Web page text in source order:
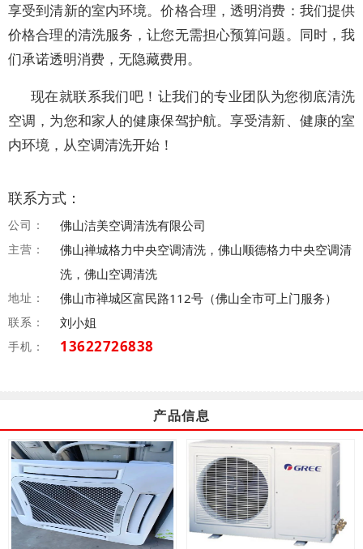
享受到清新的室内环境。价格合理，透明消费：我们提供
价格合理的清洗服务，让您无需担心预算问题。同时，我
们承诺透明消费，无隐藏费用。
现在就联系我们吧！让我们的专业团队为您彻底清洗
空调，为您和家人的健康保驾护航。享受清新、健康的室
内环境，从空调清洗开始！
联系方式：
公司： 佛山洁美空调清洗有限公司
主营：
佛山禅城格力中央空调清洗，佛山顺德格力中央空调清
洗，佛山空调清洗
地址： 佛山市禅城区富民路112号（佛山全市可上门服务）
联系： 刘小姐
手机： 13622726838
产品信息